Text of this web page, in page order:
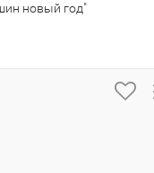
новый год"